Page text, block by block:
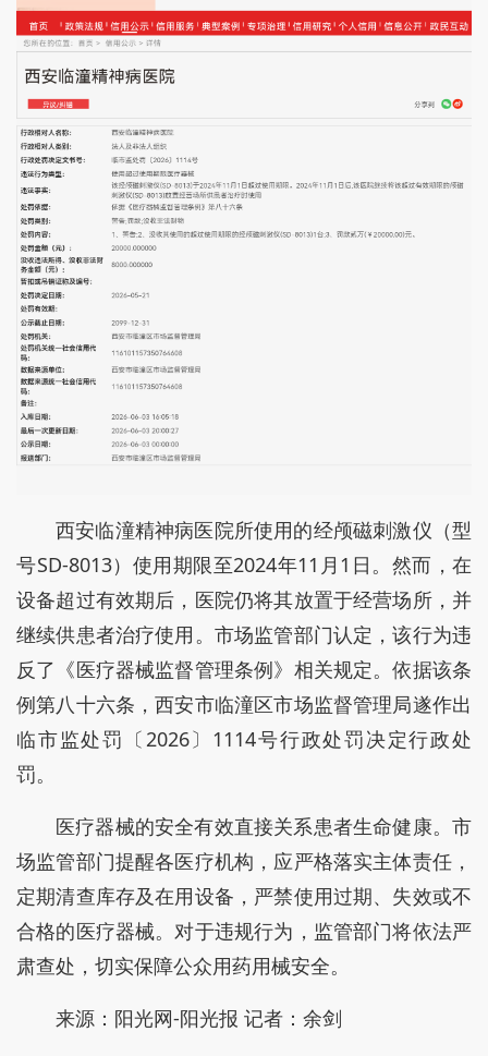
西安临潼精神病医院所使用的经颅磁刺激仪（型
号SD-8013）使用期限至2024年11月1日。然而，在
设备超过有效期后，医院仍将其放置于经营场所，并
继续供患者治疗使用。市场监管部门认定，该行为违
反了《医疗器械监督管理条例》相关规定。依据该条
例第八十六条，西安市临潼区市场监督管理局遂作出
临市监处罚〔2026〕1114号行政处罚决定行政处
罚。
医疗器械的安全有效直接关系患者生命健康。市
场监管部门提醒各医疗机构，应严格落实主体责任，
定期清查库存及在用设备，严禁使用过期、失效或不
合格的医疗器械。对于违规行为，监管部门将依法严
肃查处，切实保障公众用药用械安全。
来源：阳光网-阳光报 记者：余剑